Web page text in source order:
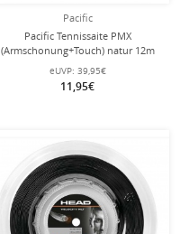
Pacific
Pacific Tennissaite PMX
(Armschonung+Touch) natur 12m
Set
eUVP: 39,95€
11,95€